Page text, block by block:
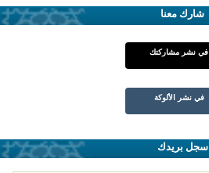
شارك معنا
في نشر مشاركتك
في نشر الألوكة
سجل بريدك